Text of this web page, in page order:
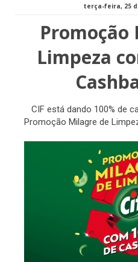
terça-feira, 25
Promoção
Limpeza
CIF está dando 100% de
Promoção Milagre de